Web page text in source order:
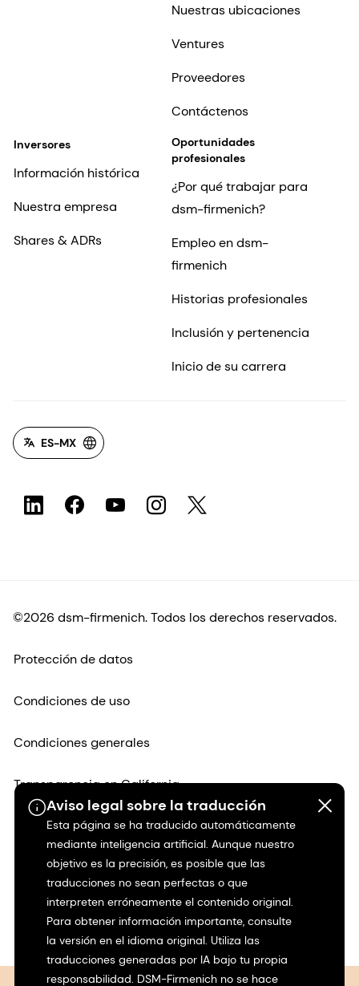
Aviso legal sobre la traducción
Esta página se ha traducido automáticamente
mediante inteligencia artificial. Aunque nuestro
objetivo es la precisión, es posible que las
traducciones no sean perfectas o que
interpreten erróneamente el contenido original.
Para obtener información importante, consulte
la versión en el idioma original. Utiliza las
traducciones generadas por IA bajo tu propia
responsabilidad. DSM-Firmenich no se hace
Nuestras ubicaciones
Ventures
Proveedores
Contáctenos
Inversores
Información histórica
Nuestra empresa
Shares & ADRs
Oportunidades
profesionales
¿Por qué trabajar para
dsm-firmenich?
Empleo en dsm-
firmenich
Historias profesionales
Inclusión y pertenencia
Inicio de su carrera
ES-MX
©2026 dsm-firmenich. Todos los derechos reservados.
Protección de datos
Condiciones de uso
Condiciones generales
Transparencia en California
Declaración de accesibilidad
Información jurídica
Mapa del sitio